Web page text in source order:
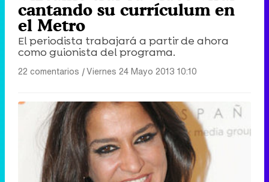
cantando su currículum en
el Metro
El periodista trabajará a partir de ahora
como guionista del programa.
22 comentarios |Viernes 24 Mayo 2013 10:10